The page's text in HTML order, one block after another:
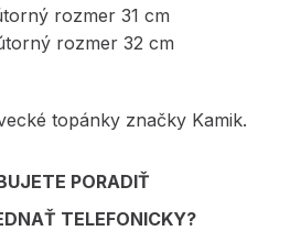
rozmer 31 cm
rozmer 32 cm
topánky značky Kamik.
PORADIŤ
TELEFONICKY?